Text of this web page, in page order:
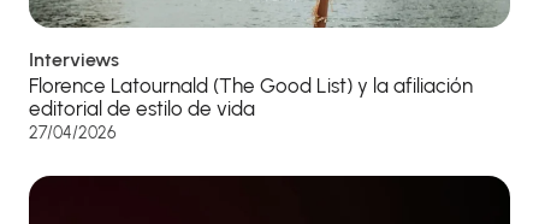
Interviews
Florence Latournald (The Good List) y la afiliación
editorial de estilo de vida
27/04/2026